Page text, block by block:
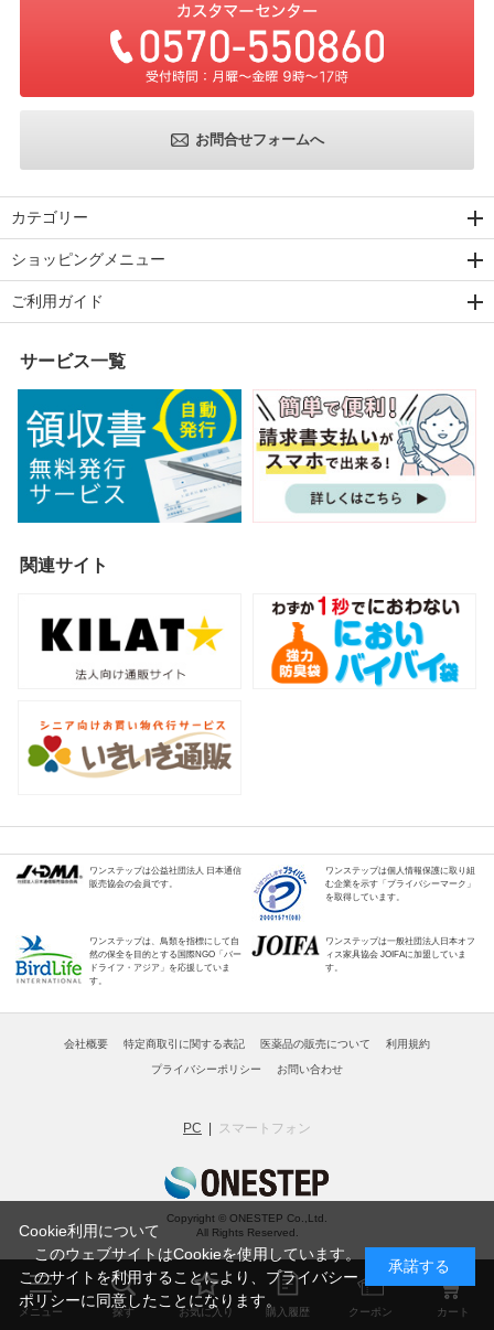
メニュー 探す お気に入り 購入履歴 クーポン カート
お問合せフォームへ
カテゴリー
ショッピングメニュー
ご利用ガイド
サービス一覧
関連サイト
ワンステップは公益社団法人 日本通信
販売協会の会員です。
ワンステップは個人情報保護に取り組
む企業を示す「プライバシーマーク」
を取得しています。
ワンステップは、鳥類を指標にして自
然の保全を目的とする国際NGO「バー
ドライフ・アジア」を応援していま
す。
ワンステップは一般社団法人日本オフ
ィス家具協会 JOIFAに加盟していま
す。
会社概要 特定商取引に関する表記 医薬品の販売について 利用規約
プライバシーポリシー お問い合わせ
PC スマートフォン
Copyright © ONESTEP Co.,Ltd.
All Rights Reserved.
Cookie利用について
このウェブサイトはCookieを使用しています。
このサイトを利用することにより、 プライバシー
ポリシーに同意したことになります。
承諾する